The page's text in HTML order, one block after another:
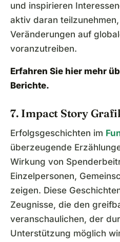
und inspirieren
aktiv daran
Veränderungen auf
voranzutreiben.
Erfahren Sie hier mehr
Berichte.
7. Impact Story
Erfolgsgeschichten im
überzeugende
Wirkung von
Einzelpersonen,
zeigen. Diese
Zeugnisse, die den
veranschaulichen, der
Unterstützung möglich